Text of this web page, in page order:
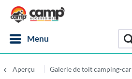
Menu
Aperçu Galerie de toit camping-car